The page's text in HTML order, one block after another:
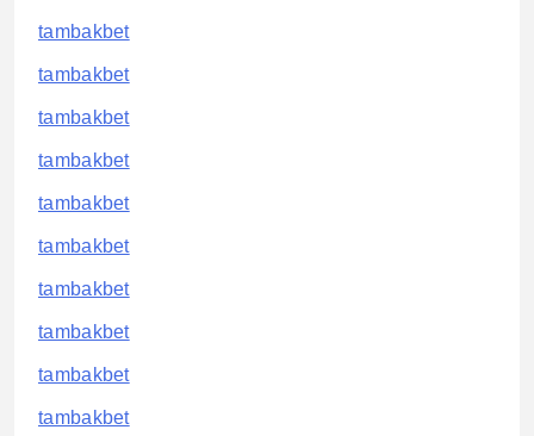
tambakbet
tambakbet
tambakbet
tambakbet
tambakbet
tambakbet
tambakbet
tambakbet
tambakbet
tambakbet